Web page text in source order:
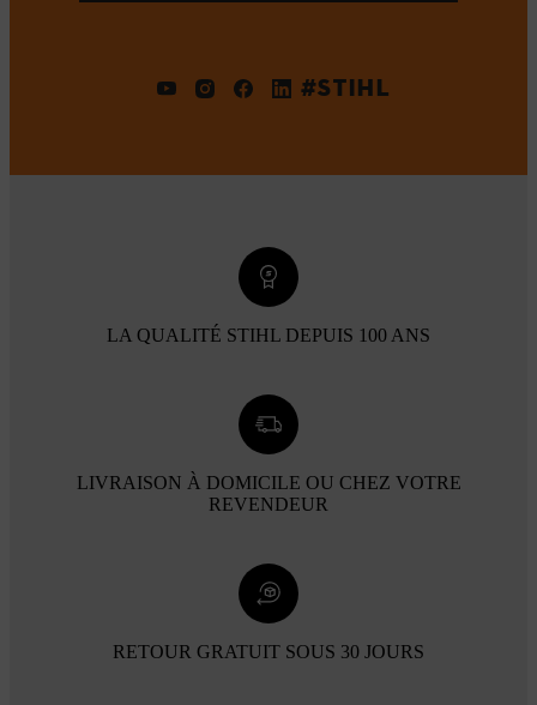
#STIHL
LA QUALITÉ STIHL DEPUIS 100 ANS
LIVRAISON À DOMICILE OU CHEZ VOTRE
REVENDEUR
RETOUR GRATUIT SOUS 30 JOURS